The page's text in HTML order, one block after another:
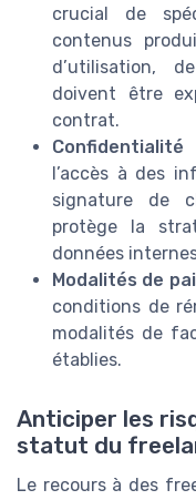
crucial de
contenus
d’utilisation,
doivent être
contrat.
l’accès à des
signature de
protège la
données
Modalités de
conditions de
modalités de
établies.
Anticiper les
statut du
Le recours à des